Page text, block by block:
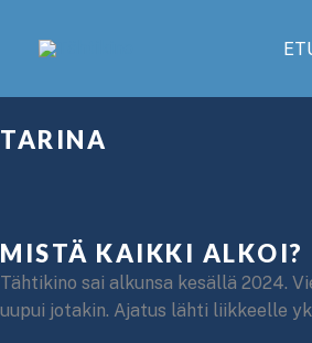
sisältöön
TARINA
MISTÄ KAIKKI ALKOI?
Tähtikino sai alkunsa kesällä 2024.
uupui jotakin. Ajatus lähti liikkeelle